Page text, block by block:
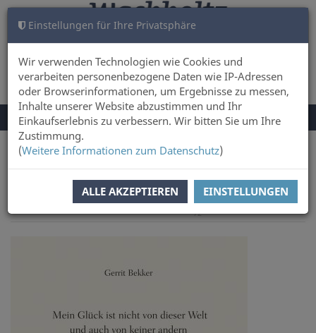
Einstellungen für Ihre Privatsphäre
Wir verwenden Technologien wie Cookies und
verarbeiten personenbezogene Daten wie IP-Adressen
oder Browserinformationen, um Ergebnisse zu messen,
Inhalte unserer Website abzustimmen und Ihr
Einkaufserlebnis zu verbessern. Wir bitten Sie um Ihre
Zustimmung.
(Weitere Informationen zum Datenschutz)
ALLE AKZEPTIEREN EINSTELLUNGEN
ANMELDEN WARENKORB 0
NAVIGATION
UMSCHALTEN
Menü
Sie sind hier:
Artikel zurück
Artikel 31 von
72
nächster Artikel